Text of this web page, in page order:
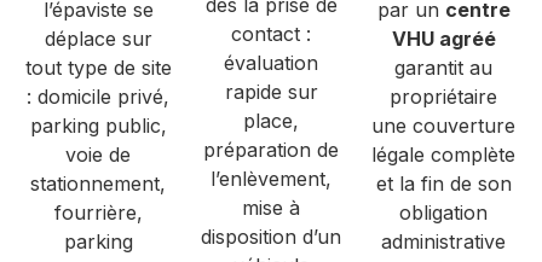
l’épaviste se
déplace sur
tout type de site
: domicile privé,
parking public,
voie de
stationnement,
fourrière,
parking
dès la prise de
contact :
évaluation
rapide sur
place,
préparation de
l’enlèvement,
mise à
disposition d’un
par un centre
VHU agréé
garantit au
propriétaire
une couverture
légale complète
et la fin de son
obligation
administrative